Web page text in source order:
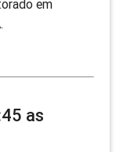
em
as